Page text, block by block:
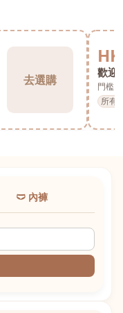
去選購
歡迎
門檻
所有
🩲 內褲